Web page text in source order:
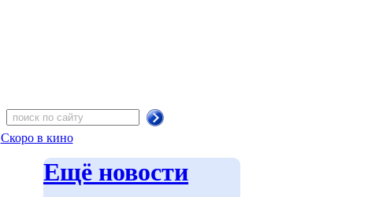
Скоро в кино
Ещё новости